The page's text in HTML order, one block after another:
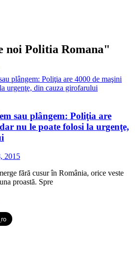
noi Politia Romana"
sau plângem: Poliţia are
nu le poate folosi la urgenţe,
2015
fără cusur în România, orice veste
proastă. Spre